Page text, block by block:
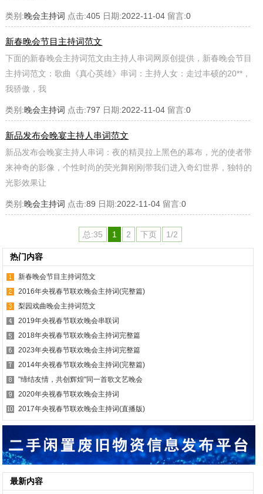
类别:晚会主持词 点击:405 日期:2022-11-04 留言:0
新春晚会节目主持词范文
下面的新春晚会主持词范文由主持人串词网原创提供，新春晚会节目
主持词范文：歌曲《真心英雄》串词：主持人女：走过丰硕的20**，
我骄傲，我
类别:晚会主持词 点击:797 日期:2022-11-04 留言:0
新品发布会晚宴主持人串词范文
新品发布会晚宴主持人串词：夜的精灵拉上黑色的幕布，光的使者带
来神奇的影像，个性时尚的荧光舞刚刚带我们进入奇幻世界，独特的
光影效果让
类别:晚会主持词 点击:89 日期:2022-11-04 留言:0
总:35 1 2 下页 1/2
热门内容
新春晚会节目主持词范文
2016年央视春节联欢晚会主持词(完整篇)
梨园戏曲晚会主持词范文
2019年央视春节联欢晚会串联词
2018年央视春节联欢晚会主持词完整篇
2023年央视春节联欢晚会主持词完整篇
2014年央视春节联欢晚会主持词(完整篇)
"缔结友情，共创辉煌"同一首歌文艺晚会
2020年央视春节联欢晚会主持词
2017年央视春节联欢晚会主持词(直播版)
最新内容